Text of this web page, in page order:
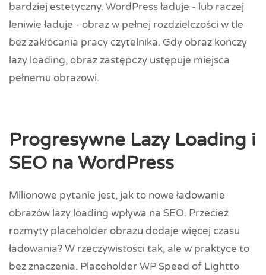
bardziej estetyczny. WordPress ładuje - lub raczej
leniwie ładuje - obraz w pełnej rozdzielczości w tle
bez zakłócania pracy czytelnika. Gdy obraz kończy
lazy loading, obraz zastępczy ustępuje miejsca
pełnemu obrazowi.
Progresywne Lazy Loading i
SEO na WordPress
Milionowe pytanie jest, jak to nowe ładowanie
obrazów lazy loading wpływa na SEO. Przecież
rozmyty placeholder obrazu dodaje więcej czasu
ładowania? W rzeczywistości tak, ale w praktyce to
bez znaczenia. Placeholder WP Speed of Lightto